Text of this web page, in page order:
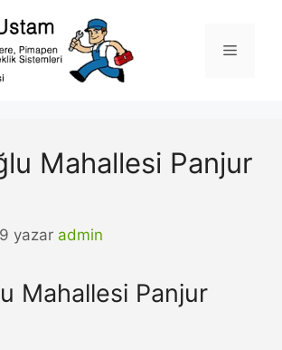
Menü
Mahallesi Panjur
yazar admin
Mahallesi Panjur